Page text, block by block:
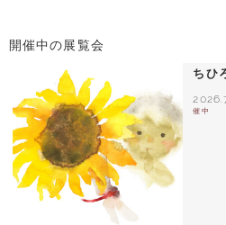
開催中の展覧会
ちひ
催中